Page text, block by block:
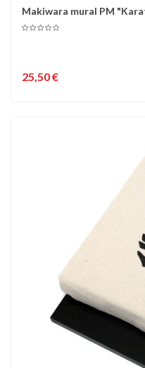
Makiwara mural PM
25,50 €